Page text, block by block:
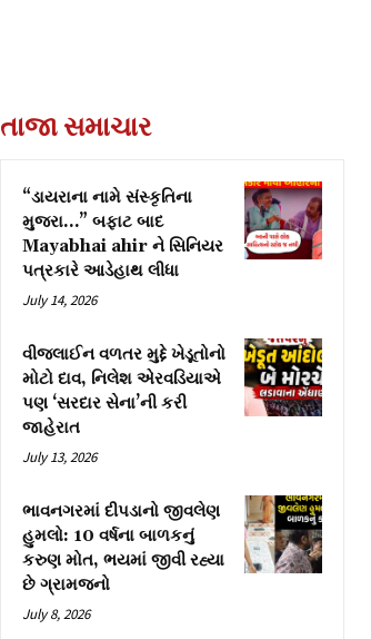
તાજા સમાચાર
“ડાયરાના નામે સંસ્કૃતિના
મુજરા…” બફાટ બાદ
Mayabhai ahir ને સિનિયર
પત્રકારે આડેહાથ લીધા
July 14, 2026
વીજલાઈન વળતર મુદ્દે ખેડૂતોનો
મોટો દાવ, નિલેશ એરવડિયાએ
પણ ‘સરદાર સેના’ની કરી
જાહેરાત
July 13, 2026
ભાવનગરમાં દીપડાનો જીવલેણ
હુમલો: 10 વર્ષના બાળકનું
કરુણ મોત, ભયમાં જીવી રહ્યા
છે ગ્રામજનો
July 8, 2026